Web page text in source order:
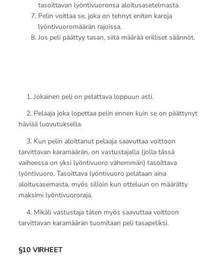
tasoittavan lyöntivuoronsa aloitusasetelmasta.
Pelin voittaa se, joka on tehnyt eniten karoja
lyöntivuoromäärän rajoissa.
Jos peli päättyy tasan, siitä määrää erilliset säännöt.
1. Jokainen peli on pelattava loppuun asti.
2. Pelaaja joka lopettaa pelin ennen kuin se on päättynyt
häviää luovutuksella.
3. Kun pelin aloittanut pelaaja saavuttaa voittoon
tarvittavan karamäärän, on vastustajalla (jolla tässä
vaiheessa on yksi lyöntivuoro vähemmän) tasoittava
lyöntivuoro. Tasoittava lyöntivuoro pelataan aina
aloitusasemasta, myös silloin kun otteluun on määrätty
maksimi lyöntivuororaja.
4. Mikäli vastustaja täten myös saavuttaa voittoon
tarvittavan karamäärän tuomitaan peli tasapeliksi.
§10 VIRHEET